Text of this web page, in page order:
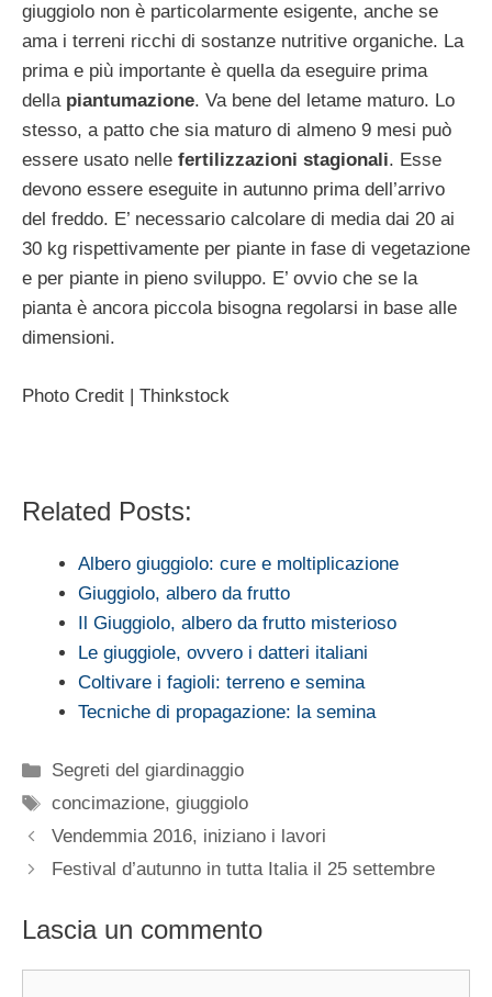
giuggiolo non è particolarmente esigente, anche se
ama i terreni ricchi di sostanze nutritive organiche. La
prima e più importante è quella da eseguire prima
della piantumazione. Va bene del letame maturo. Lo
stesso, a patto che sia maturo di almeno 9 mesi può
essere usato nelle fertilizzazioni stagionali. Esse
devono essere eseguite in autunno prima dell’arrivo
del freddo. E’ necessario calcolare di media dai 20 ai
30 kg rispettivamente per piante in fase di vegetazione
e per piante in pieno sviluppo. E’ ovvio che se la
pianta è ancora piccola bisogna regolarsi in base alle
dimensioni.
Photo Credit | Thinkstock
Related Posts:
Albero giuggiolo: cure e moltiplicazione
Giuggiolo, albero da frutto
Il Giuggiolo, albero da frutto misterioso
Le giuggiole, ovvero i datteri italiani
Coltivare i fagioli: terreno e semina
Tecniche di propagazione: la semina
Categorie
Segreti del giardinaggio
Tag
concimazione,giuggiolo
Vendemmia 2016, iniziano i lavori
Festival d’autunno in tutta Italia il 25 settembre
Lascia un commento